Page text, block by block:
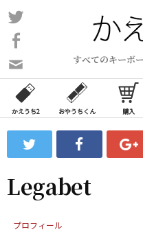
コ
ン
ン
ツ
ス
ッ
プ
すべてのキーボ
い
合
わ
フ
ォ
ム
かえうち2 おやうちくん 購入
Legabet
プロフィール